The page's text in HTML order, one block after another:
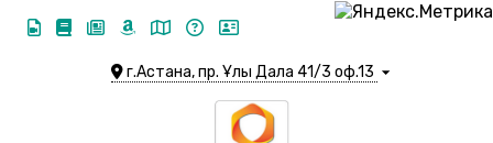
г.Астана, пр. Ұлы Дала 41/3 оф.13